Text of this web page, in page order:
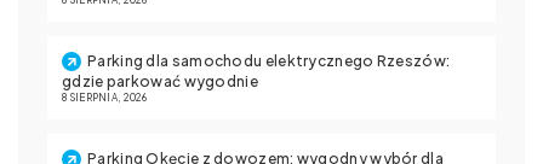
Parking dla samochodu elektrycznego Rzeszów:
gdzie parkować wygodnie
8 SIERPNIA, 2026
Parking Okęcie z dowozem: wygodny wybór dla